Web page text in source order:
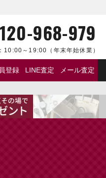
968-979
10:00～19:00 （年末年始休業）
登録 LINE査定 メール査定